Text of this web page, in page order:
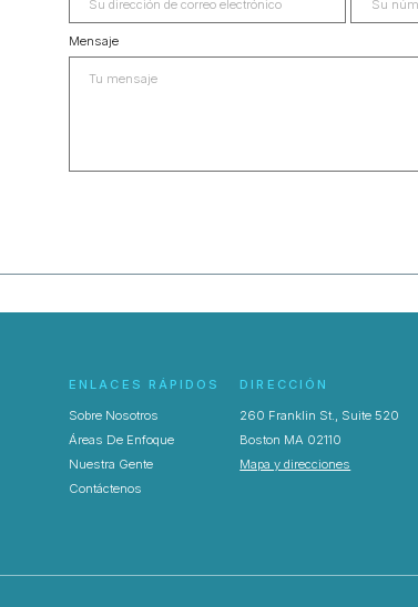
Mensaje
ENLACES RÁPIDOS
Sobre Nosotros
Áreas De Enfoque
Nuestra Gente
Contáctenos
DIRECCIÓN
260 Franklin St., Suite 520
Boston MA 02110
Mapa y direcciones